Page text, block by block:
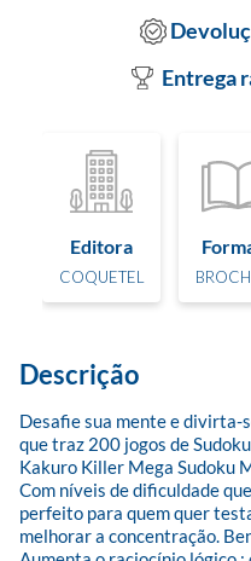
Entrega
Editora
COQUETEL
Descrição
Desafie sua mente e divirta-
que traz 200 jogos de
Kakuro Killer Mega Sudoku
Com níveis de dificuldade
perfeito para quem quer
melhorar a concentração.